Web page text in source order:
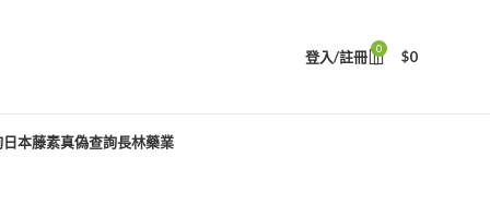
登入/註冊 0 $0
日本藤素真偽查詢長林藥業